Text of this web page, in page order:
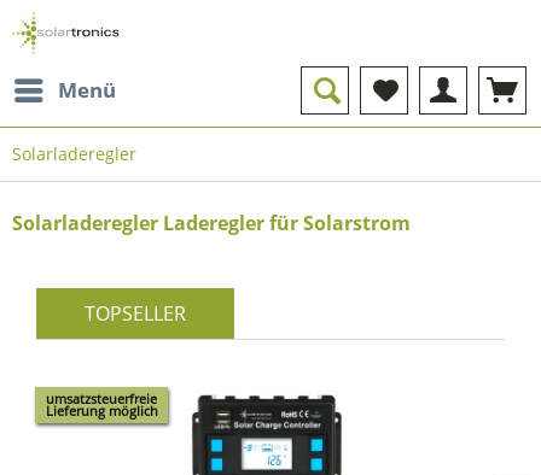
Menü
Solarladeregler
Solarladeregler Laderegler für Solarstrom
TOPSELLER
umsatzsteuerfreie
Lieferung möglich